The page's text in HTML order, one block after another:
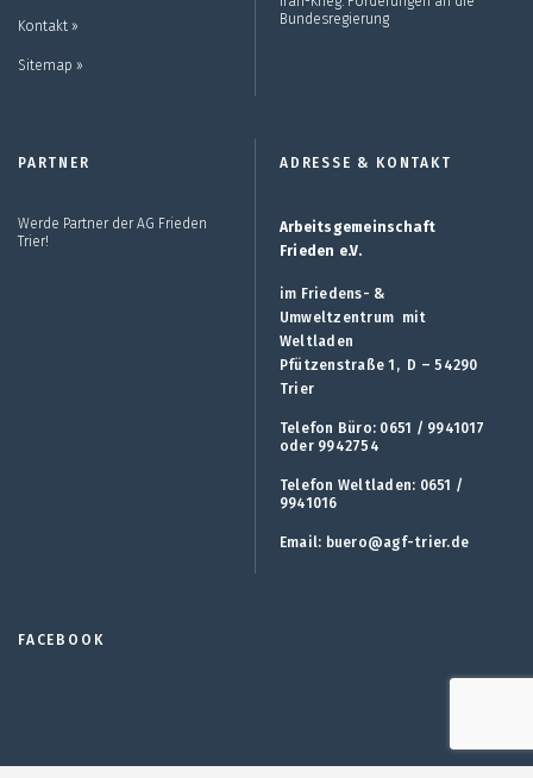
Kontakt ››
Sitemap ››
Bundesregierung
PARTNER
Werde Partner der AG Frieden
Trier!
ADRESSE & KONTAKT
Arbeitsgemeinschaft
Frieden e.V.
im Friedens- &
Umweltzentrum mit
Weltladen
Pfützenstraße 1, D – 54290
Trier
Telefon Büro: 0651 / 9941017
oder 9942754
Telefon Weltladen: 0651 /
9941016
Email: buero@agf-trier.de
FACEBOOK